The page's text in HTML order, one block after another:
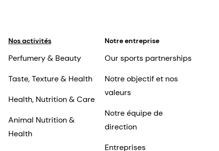
Nos activités
Perfumery & Beauty
Taste, Texture & Health
Health, Nutrition & Care
Animal Nutrition &
Health
Notre entreprise
Our sports partnerships
Notre objectif et nos
valeurs
Notre équipe de
direction
Entreprises